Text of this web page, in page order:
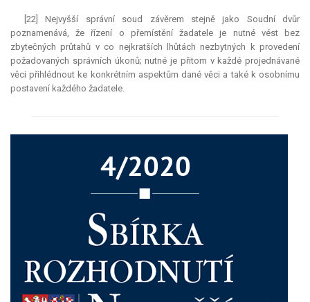
[22] Nejvyšší správní soud závěrem stejně jako Soudní dvůr
poznamenává, že řízení o přemístění žadatele je nutné vést bez
zbytečných průtahů v co nejkratších lhůtách nezbytných k provedení
požadovaných správních úkonů; nutné je přitom v každé projednávané
věci přihlédnout ke konkrétním aspektům dané věci a také k osobnímu
postavení každého žadatele.